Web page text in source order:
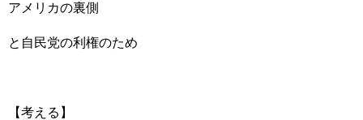
アメリカの裏側
と自民党の利権のため
【考える】